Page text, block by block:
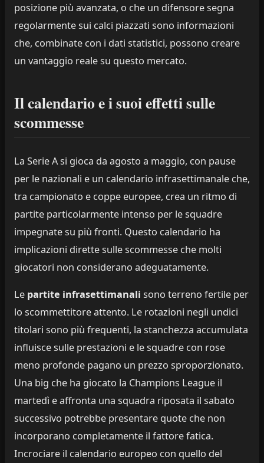
posizione più avanzata, o che un difensore segna
regolarmente sui calci piazzati sono informazioni
che, combinate con i dati statistici, possono creare
un vantaggio reale su questo mercato.
Il calendario e i suoi effetti sulle
scommesse
La Serie A si gioca da agosto a maggio, con pause
per le nazionali e un calendario infrasettimanale che,
tra campionato e coppe europee, crea un ritmo di
partite particolarmente intenso per le squadre
impegnate su più fronti. Questo calendario ha
implicazioni dirette sulle scommesse che molti
giocatori non considerano adeguatamente.
Le partite infrasettimanali sono terreno fertile per
lo scommettitore attento. Le rotazioni negli undici
titolari sono più frequenti, la stanchezza accumulata
influisce sulle prestazioni e le squadre con rose
meno profonde pagano un prezzo sproporzionato.
Una big che ha giocato la Champions League il
martedì e affronta una squadra riposata il sabato
successivo potrebbe presentare quote che non
incorporano completamente il fattore fatica.
Incrociare il calendario europeo con quello del